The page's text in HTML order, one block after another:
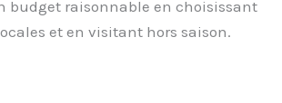
budget raisonnable en choisissant
et en visitant hors saison.